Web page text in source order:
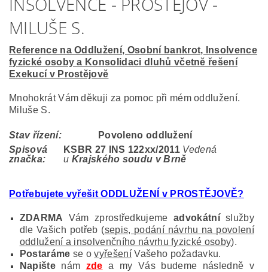
MILUŠE S.
Reference na Oddlužení, Osobní bankrot, Insolvence
fyzické osoby a Konsolidaci dluhů včetně řešení
Exekucí v Prostějově
Mnohokrát Vám děkuji za pomoc při mém oddlužení.
Miluše S.
Stav řízení:
Povoleno oddlužení
Spisová
značka:
KSBR 27 INS 122xx/2011 Vedená
u Krajského soudu v Brně
Potřebujete vyřešit ODDLUŽENÍ v PROSTĚJOVĚ?
ZDARMA Vám zprostředkujeme advokátníslužby
dle Vašich potřeb (sepis, podání návrhu na povolení
oddlužení a insolvenčního návrhu fyzické osoby).
Postaráme se ovyřešeníVašeho požadavku.
Napištenám zde a my Vás budeme následně v